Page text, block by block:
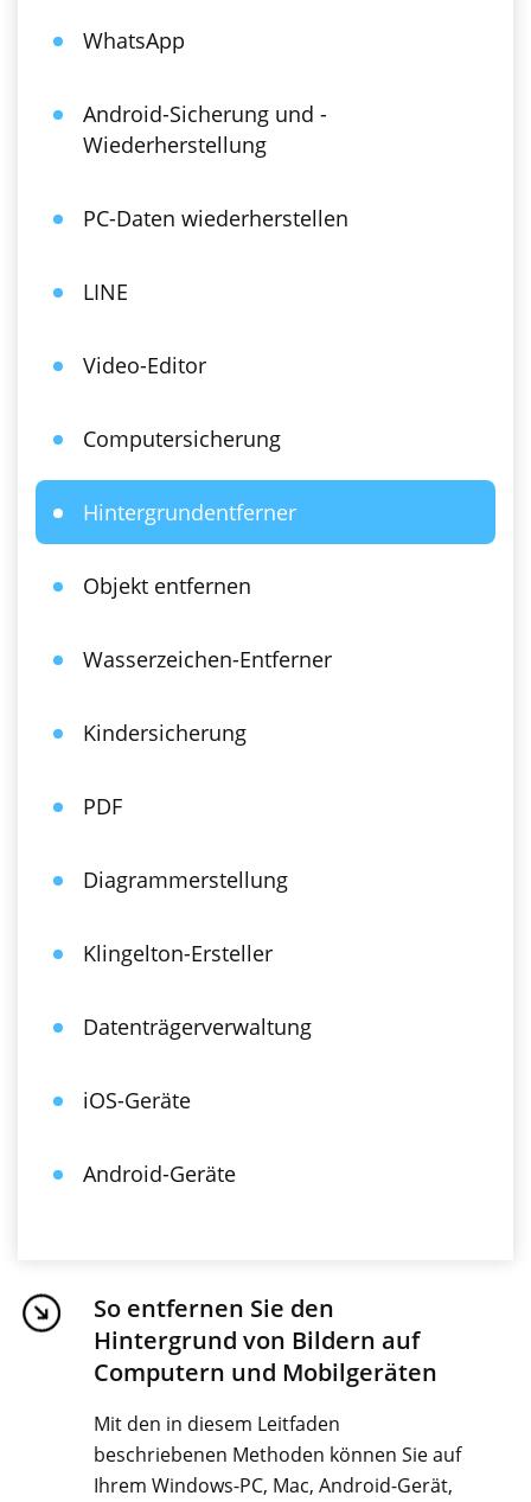
WhatsApp
Android-Sicherung und -
Wiederherstellung
PC-Daten wiederherstellen
LINE
Video-Editor
Computersicherung
Hintergrundentferner
Objekt entfernen
Wasserzeichen-Entferner
Kindersicherung
PDF
Diagrammerstellung
Klingelton-Ersteller
Datenträgerverwaltung
iOS-Geräte
Android-Geräte
So entfernen Sie den
Hintergrund von Bildern auf
Computern und Mobilgeräten
Mit den in diesem Leitfaden
beschriebenen Methoden können Sie auf
Ihrem Windows-PC, Mac, Android-Gerät,